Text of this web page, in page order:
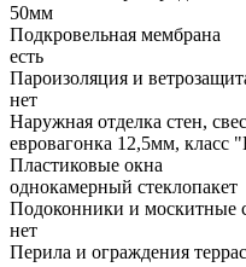
50мм
Подкровельная мембрана
есть
Пароизоляция и
нет
Наружная отделка стен,
евровагонка 12,5мм, класс
Пластиковые окна
однокамерный стеклопакет
Подоконники и москитные
нет
Перила и ограждения